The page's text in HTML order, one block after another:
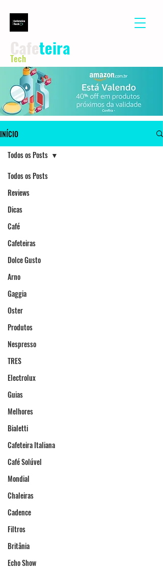
teira
Tech
INÍCIO
Todos os Posts
Reviews
Dicas
Café
Cafeteiras
Dolce Gusto
Arno
Gaggia
Oster
Produtos
Nespresso
TRES
Electrolux
Guias
Melhores
Bialetti
Cafeteira Italiana
Café Solúvel
Mondial
Chaleiras
Cadence
Filtros
Britânia
Echo Show
Todos os Posts